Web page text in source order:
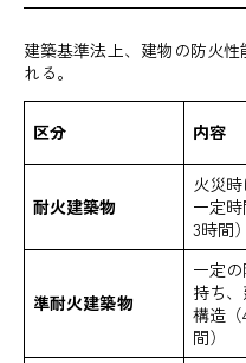
建築基準法上、建物の防火
れる。
区分 内容
耐火建築物
火災
一定
3時間
準耐火建築物
一定
持ち
構造（
間）